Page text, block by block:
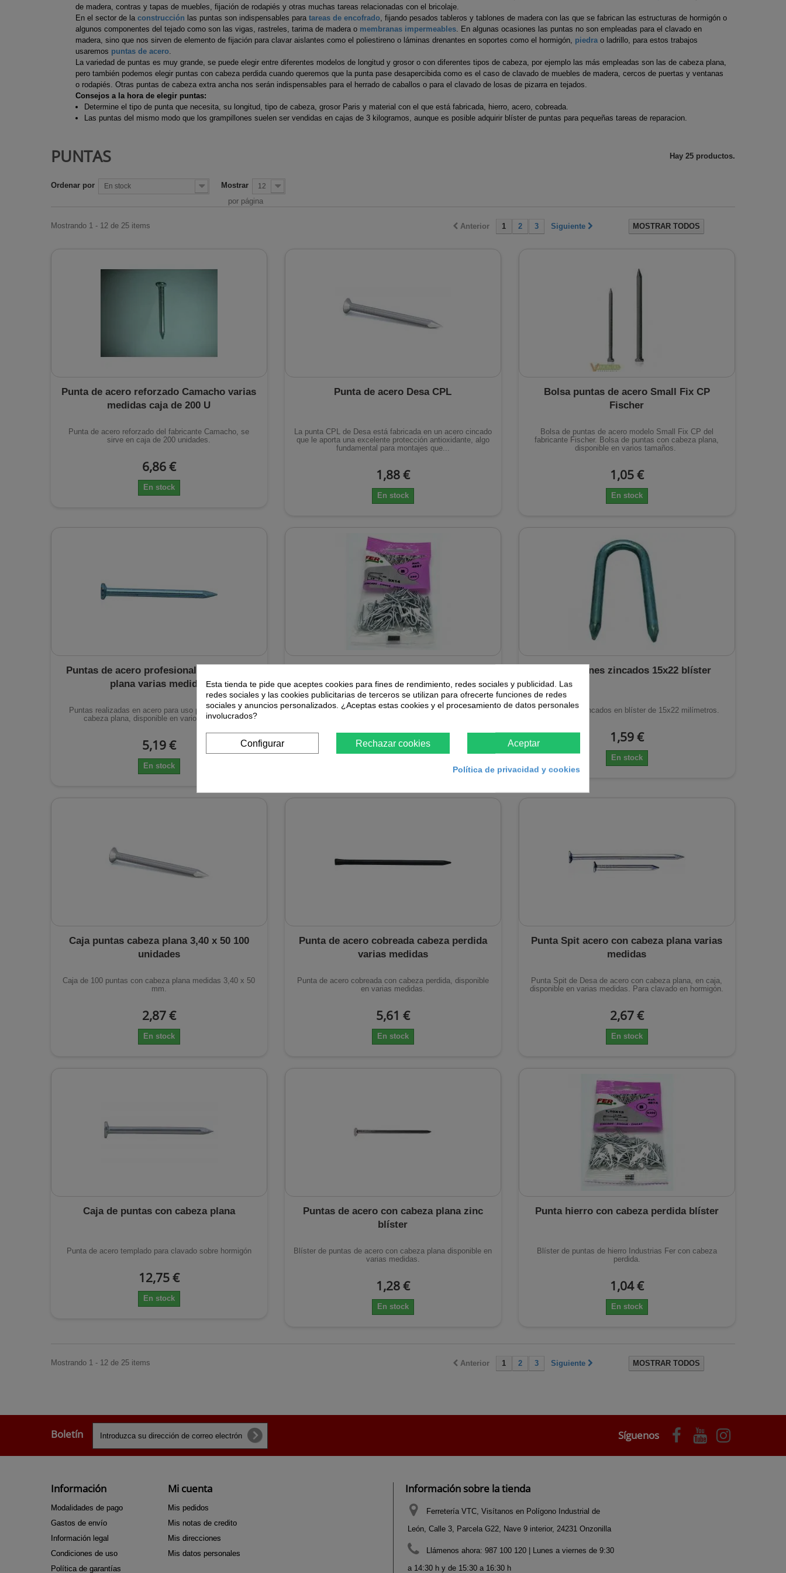
Chimeneas de agua
Chimeneas de Bioetanol
Chimeneas de pellet
Chimeneas insertables
de gas
Estufas de exterior
Estufas de leña
Termos de agua
Tubería aislada de acero
inoxidable para
condensación
Tubería aislada de cobre
Biomasa
para condensación
pellet Classic
Tubería de acero
inoxidable
Tubería de acero
chimeneas
Limpieza de chimeneas
Revestimientos de
Motocultores
Recortabordes
Sopladores
Tijeras cesped
Tijeras de poda
Pulverizadores a batería
Pulverizadores
motorizados
desbrozadora
Ejes de Transmisión
Desbrozadora
Escapes desbrozadoras
Trinquetes de arranque
desbrozadoras
desbrozadoras
Mandos aceleración
desbrozadoras
Protectores térmicos
desbrozadoras
desbrozadoras
Pistones de
desbrozadora
Protectores de corte
desbrozadoras
desbrozadoras
desbrozadoras
Poleas de arranque
desbrozadoras
Rodamientos de
de madera, contras y tapas de muebles, fijación de rodapiés y otras muchas tareas relacionadas con el bricolaje.
En el sector de la construcción las puntas son indispensables para tareas de encofrado, fijando pesados tableros y tablones de madera con las que se fabrican las estructuras de hormigón o
algunos componentes del tejado como son las vigas, rastreles, tarima de madera o membranas impermeables. En algunas ocasiones las puntas no son empleadas para el clavado en
madera, sino que nos sirven de elemento de fijación para clavar aislantes como el poliestireno o láminas drenantes en soportes como el hormigón, piedrao ladrillo, para estos trabajos
usaremos puntas de acero.
La variedad de puntas es muy grande, se puede elegir entre diferentes modelos de longitud y grosor o con diferentes tipos de cabeza, por ejemplo las más empleadas son las de cabeza plana,
pero también podemos elegir puntas con cabeza perdida cuando queremos que la punta pase desapercibida como es el caso de clavado de muebles de madera, cercos de puertas y ventanas
o rodapiés. Otras puntas de cabeza extra ancha nos serán indispensables para el herrado de caballos o para el clavado de losas de pizarra en tejados.
Consejos a la hora de elegir puntas:
Determine el tipo de punta que necesita, su longitud, tipo de cabeza, grosor Paris y material con el que está fabricada, hierro, acero, cobreada.
Las puntas del mismo modo que los grampillones suelen ser vendidas en cajas de 3 kilogramos, aunque es posible adquirir blíster de puntas para pequeñas tareas de reparacion.
PUNTAS Hay 25 productos.
Ordenar por En stock Mostrar 12
por página
MOSTRAR TODOS
Anterior 1 2 3 Siguiente
Mostrando 1 - 12 de 25 items
Punta de acero reforzado Camacho varias
medidas caja de 200 U
Punta de acero reforzado del fabricante Camacho, se
sirve en caja de 200 unidades.
6,86 €
En stock
Punta de acero Desa CPL
La punta CPL de Desa está fabricada en un acero cincado
que le aporta una excelente protección antioxidante, algo
fundamental para montajes que...
1,88 €
En stock
Bolsa puntas de acero Small Fix CP
Fischer
Bolsa de puntas de acero modelo Small Fix CP del
fabricante Fischer. Bolsa de puntas con cabeza plana,
disponible en varios tamaños.
1,05 €
En stock
Puntas de acero profesional con cabeza
plana varias medidas
Puntas realizadas en acero para uso profesional, con
cabeza plana, disponible en varios tamaños.
5,19 €
En stock
Grampillon zincado en blíster para fijación.
1,22 €
Grampillones zincados 15x22 blíster
Grampillones zincados en blíster de 15x22 milímetros.
1,59 €
En stock
Caja puntas cabeza plana 3,40 x 50 100
unidades
Caja de 100 puntas con cabeza plana medidas 3,40 x 50
mm.
2,87 €
En stock
Punta de acero cobreada cabeza perdida
varias medidas
Punta de acero cobreada con cabeza perdida, disponible
en varias medidas.
5,61 €
En stock
Punta Spit acero con cabeza plana varias
medidas
Punta Spit de Desa de acero con cabeza plana, en caja,
disponible en varias medidas. Para clavado en hormigón.
2,67 €
En stock
Caja de puntas con cabeza plana
Punta de acero templado para clavado sobre hormigón
12,75 €
En stock
Puntas de acero con cabeza plana zinc
blíster
Blíster de puntas de acero con cabeza plana disponible en
varias medidas.
1,28 €
En stock
Punta hierro con cabeza perdida blíster
Blíster de puntas de hierro Industrias Fer con cabeza
perdida.
1,04 €
En stock
MOSTRAR TODOS
Anterior 1 2 3 Siguiente
Mostrando 1 - 12 de 25 items
Boletín Síguenos
Información
Modalidades de pago
Gastos de envío
Información legal
Condiciones de uso
Política de garantías
Mi cuenta
Mis pedidos
Mis notas de credito
Mis direcciones
Mis datos personales
Información sobre la tienda
Ferretería VTC, Visítanos en Polígono Industrial de
León, Calle 3, Parcela G22, Nave 9 interior, 24231 Onzonilla
Llámenos ahora: 987 100 120 | Lunes a viernes de 9:30
a 14:30 h y de 15:30 a 16:30 h
Esta tienda te pide que aceptes cookies para fines de rendimiento, redes sociales y publicidad. Las
redes sociales y las cookies publicitarias de terceros se utilizan para ofrecerte funciones de redes
sociales y anuncios personalizados. ¿Aceptas estas cookies y el procesamiento de datos personales
involucrados?
Aceptar
Rechazar cookies
Configurar
Política de privacidad y cookies